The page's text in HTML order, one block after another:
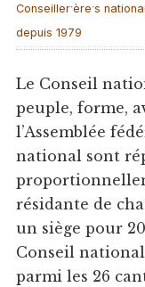
Conseillerˑèreˑs
depuis 1979
Le Conseil
peuple, forme,
l’Assemblée
national sont
résidante de
un siège pour
Conseil national
parmi les 26